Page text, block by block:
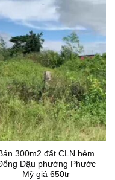
300m2 đất CLN hẻm
Dậu phường Phước
Mỹ giá 650tr